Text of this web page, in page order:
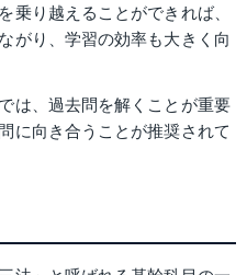
乗り越えることができれば、
がり、学習の効率も大きく向
は、過去問を解くことが重要
に向き合うことが推奨されて